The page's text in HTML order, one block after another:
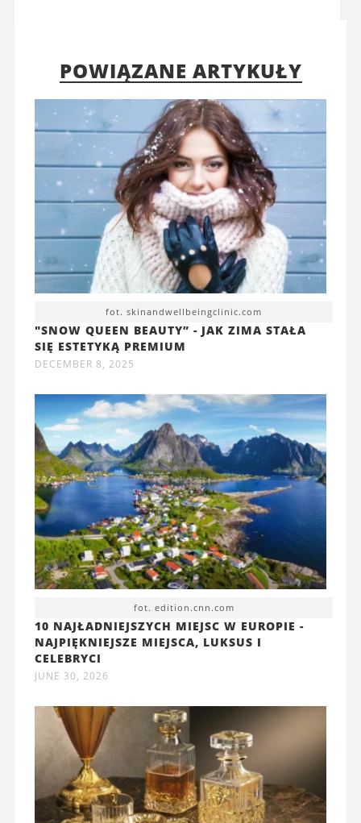
POWIĄZANE ARTYKUŁY
fot. skinandwellbeingclinic.com
"SNOW QUEEN BEAUTY” - JAK ZIMA STAŁA
SIĘ ESTETYKĄ PREMIUM
DECEMBER 8, 2025
fot. edition.cnn.com
10 NAJŁADNIEJSZYCH MIEJSC W EUROPIE -
NAJPIĘKNIEJSZE MIEJSCA, LUKSUS I
CELEBRYCI
JUNE 30, 2026